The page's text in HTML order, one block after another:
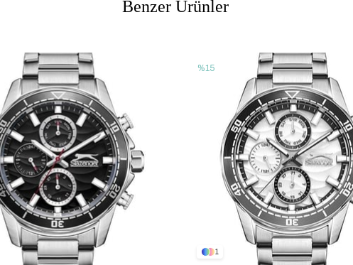
Benzer Ürünler
1
%15